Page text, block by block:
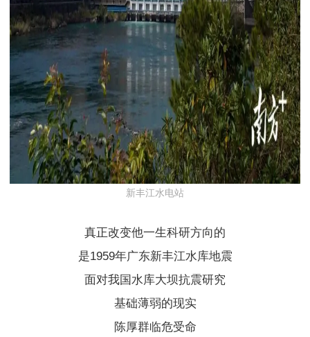
新丰江水电站
真正改变他一生科研方向的
是1959年广东新丰江水库地震
面对我国水库大坝抗震研究
基础薄弱的现实
陈厚群临危受命